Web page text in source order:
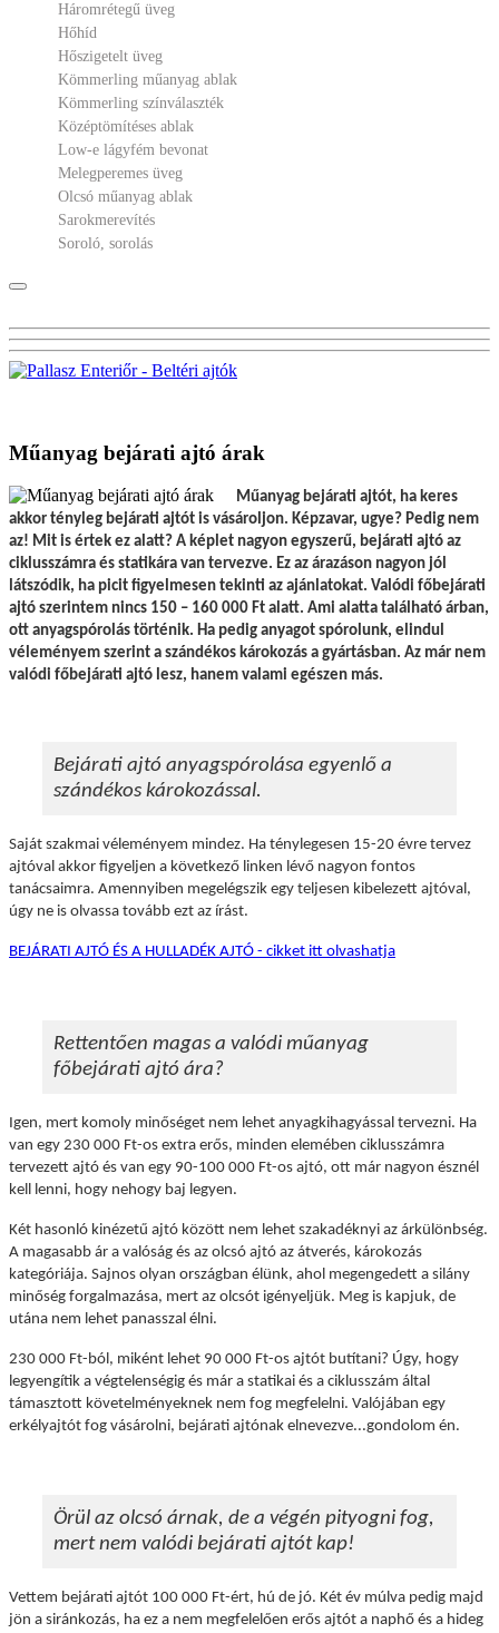
Háromrétegű üveg
Hőhíd
Hőszigetelt üveg
Kömmerling műanyag ablak
Kömmerling színválaszték
Középtömítéses ablak
Low-e lágyfém bevonat
Melegperemes üveg
Olcsó műanyag ablak
Sarokmerevítés
Soroló, sorolás
Műanyag bejárati ajtó árak
Műanyag bejárati ajtót, ha keres
akkor tényleg bejárati ajtót is vásároljon. Képzavar, ugye? Pedig nem
az! Mit is értek ez alatt? A képlet nagyon egyszerű, bejárati ajtó az
ciklusszámra és statikára van tervezve. Ez az árazáson nagyon jól
látszódik, ha picit figyelmesen tekinti az ajánlatokat. Valódi főbejárati
ajtó szerintem nincs 150 – 160 000 Ft alatt. Ami alatta található árban,
ott anyagspórolás történik. Ha pedig anyagot spórolunk, elindul
véleményem szerint a szándékos károkozás a gyártásban. Az már nem
valódi főbejárati ajtó lesz, hanem valami egészen más.
Bejárati ajtó anyagspórolása egyenlő a
szándékos károkozással.
Saját szakmai véleményem mindez. Ha ténylegesen 15-20 évre tervez
ajtóval akkor figyeljen a következő linken lévő nagyon fontos
tanácsaimra. Amennyiben megelégszik egy teljesen kibelezett ajtóval,
úgy ne is olvassa tovább ezt az írást.
BEJÁRATI AJTÓ ÉS A HULLADÉK AJTÓ - cikket itt olvashatja
Rettentően magas a valódi műanyag
főbejárati ajtó ára?
Igen, mert komoly minőséget nem lehet anyagkihagyással tervezni. Ha
van egy 230 000 Ft-os extra erős, minden elemében ciklusszámra
tervezett ajtó és van egy 90-100 000 Ft-os ajtó, ott már nagyon észnél
kell lenni, hogy nehogy baj legyen.
Két hasonló kinézetű ajtó között nem lehet szakadéknyi az árkülönbség.
A magasabb ár a valóság és az olcsó ajtó az átverés, károkozás
kategóriája. Sajnos olyan országban élünk, ahol megengedett a silány
minőség forgalmazása, mert az olcsót igényeljük. Meg is kapjuk, de
utána nem lehet panasszal élni.
230 000 Ft-ból, miként lehet 90 000 Ft-os ajtót butítani? Úgy, hogy
legyengítik a végtelenségig és már a statikai és a ciklusszám által
támasztott követelményeknek nem fog megfelelni. Valójában egy
erkélyajtót fog vásárolni, bejárati ajtónak elnevezve...gondolom én.
Örül az olcsó árnak, de a végén pityogni fog,
mert nem valódi bejárati ajtót kap!
Vettem bejárati ajtót 100 000 Ft-ért, hú de jó. Két év múlva pedig majd
jön a siránkozás, ha ez a nem megfelelően erős ajtót a naphő és a hideg